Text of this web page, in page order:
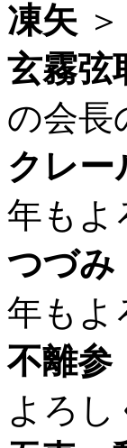
凍矢
玄霧弦
の会長
クレー
年もよ
つづみ
年もよ
不離参
よろし